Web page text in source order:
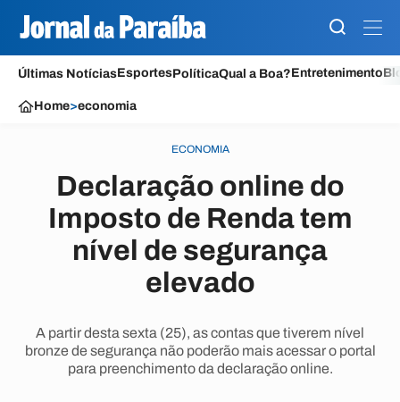
Últimas NotíciasEsportesPolíticaQual a Boa?Entretenimento
Home>economia
ECONOMIA
Declaração online do
Imposto de Renda tem
nível de segurança
elevado
A partir desta sexta (25), as contas que tiverem nível
bronze de segurança não poderão mais acessar o portal
para preenchimento da declaração online.